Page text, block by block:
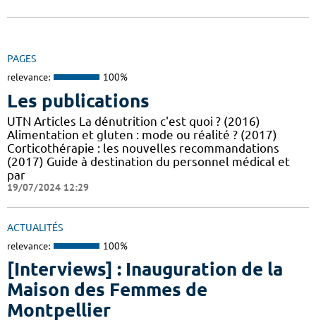
PAGES
relevance: 100%
Les publications
UTN Articles La dénutrition c'est quoi ? (2016)
Alimentation et gluten : mode ou réalité ? (2017)
Corticothérapie : les nouvelles recommandations
(2017) Guide à destination du personnel médical et
par
19/07/2024 12:29
ACTUALITÉS
relevance: 100%
[Interviews] : Inauguration de la
Maison des Femmes de
Montpellier